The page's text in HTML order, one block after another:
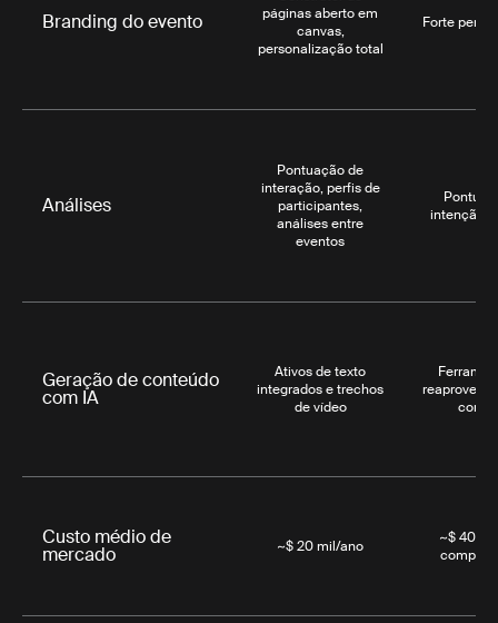
Branding do evento
páginas aberto em
canvas,
personalização total
Forte
Análises
Pontuação de
interação, perfis de
participantes,
análises entre
eventos
intenção
Geração de conteúdo
com IA
Ativos de texto
integrados e trechos
de vídeo
Custo médio de
mercado ~$ 20 mil/ano
~$